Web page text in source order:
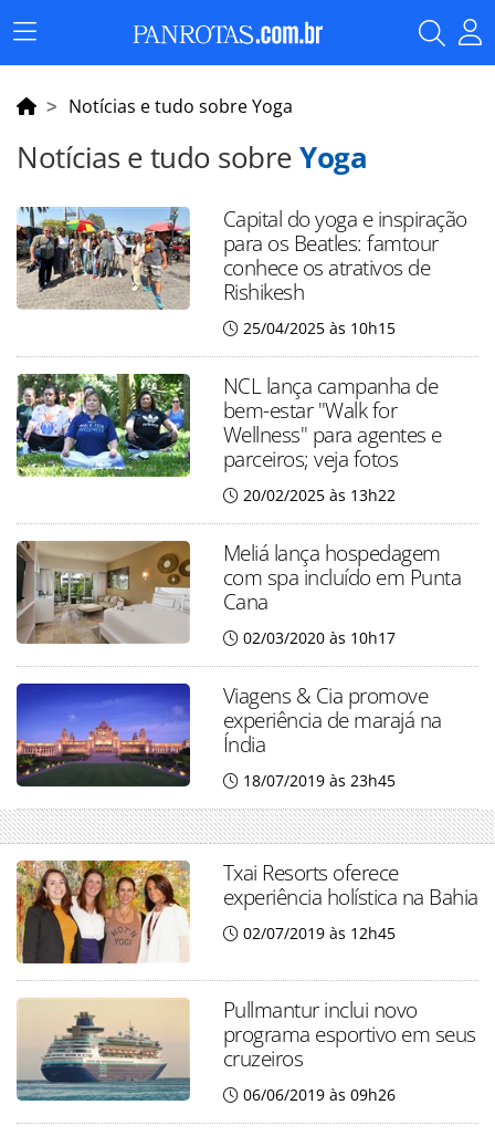
Menu
Principal
Notícias e tudo sobre Yoga
Notícias e tudo sobreYoga
Capital do yoga e inspiração
para os Beatles: famtour
conhece os atrativos de
Rishikesh
25/04/2025 às 10h15
NCL lança campanha de
bem-estar "Walk for
Wellness" para agentes e
parceiros; veja fotos
20/02/2025 às 13h22
Meliá lança hospedagem
com spa incluído em Punta
Cana
02/03/2020 às 10h17
Viagens & Cia promove
experiência de marajá na
Índia
18/07/2019 às 23h45
Txai Resorts oferece
experiência holística na Bahia
02/07/2019 às 12h45
Pullmantur inclui novo
programa esportivo em seus
cruzeiros
06/06/2019 às 09h26